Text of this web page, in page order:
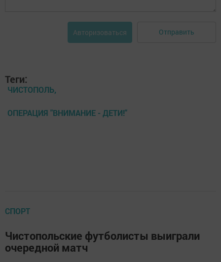
Авторизоваться Отправить
Теги:
ЧИСТОПОЛЬ,
ОПЕРАЦИЯ "ВНИМАНИЕ - ДЕТИ!"
СПОРТ
Чистопольские футболисты выиграли
очередной матч